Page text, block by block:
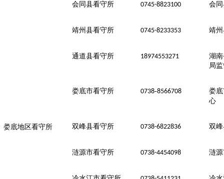
会同县看守所 0745-8823100 会
靖州县看守所 0745-8233353 靖
通道县看守所 18974553271
湖
局
娄底地区看守所
娄底市看守所 0738-8566708
娄
心
双峰县看守所 0738-6822836 双
涟源市看守所 0738-4454098 涟